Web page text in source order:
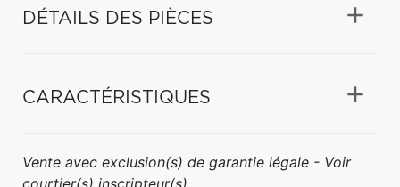
DÉTAILS DES PIÈCES
CARACTÉRISTIQUES
Vente avec exclusion(s) de garantie légale - Voir
courtier(s) inscripteur(s)